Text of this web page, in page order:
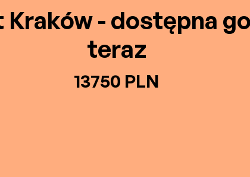
- dostępna
teraz
13750 PLN